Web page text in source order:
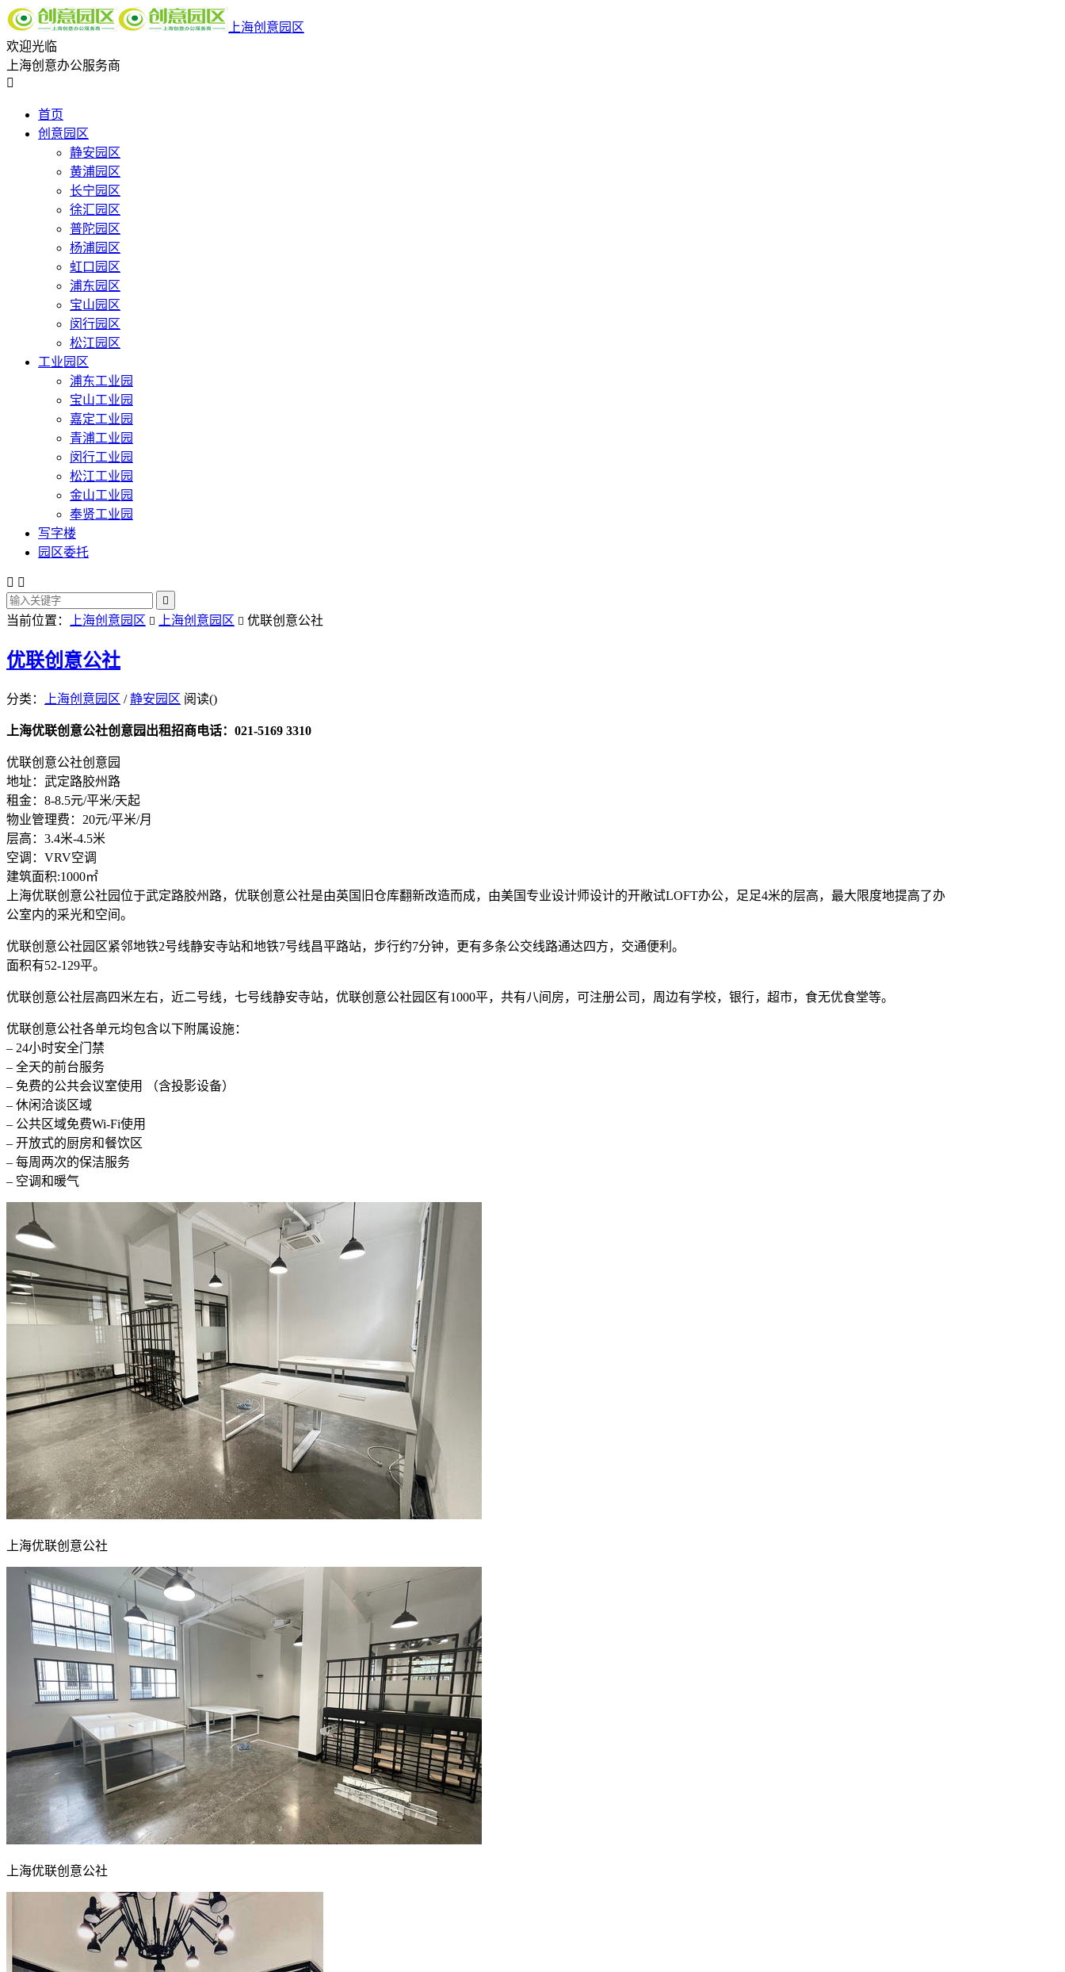
上海创意园区
欢迎光临
上海创意办公服务商

首页
创意园区
静安园区
黄浦园区
长宁园区
徐汇园区
普陀园区
杨浦园区
虹口园区
浦东园区
宝山园区
闵行园区
松江园区
工业园区
浦东工业园
宝山工业园
嘉定工业园
青浦工业园
闵行工业园
松江工业园
金山工业园
奉贤工业园
写字楼
园区委托
 

当前位置： 上海创意园区  上海创意园区  优联创意公社
优联创意公社
分类： 上海创意园区 /静安园区 阅读()
上海优联创意公社创意园出租招商电话：021-5169 3310
优联创意公社创意园
地址：武定路胶州路
租金：8-8.5元/平米/天起
物业管理费：20元/平米/月
层高：3.4米-4.5米
空调：VRV空调
建筑面积:1000㎡
上海优联创意公社园位于武定路胶州路，优联创意公社是由英国旧仓库翻新改造而成，由美国专业设计师设计的开敞试LOFT办公，足足4米的层高，最大限度地提高了办
公室内的采光和空间。
优联创意公社园区紧邻地铁2号线静安寺站和地铁7号线昌平路站，步行约7分钟，更有多条公交线路通达四方，交通便利。
面积有52-129平。
优联创意公社层高四米左右，近二号线，七号线静安寺站，优联创意公社园区有1000平，共有八间房，可注册公司，周边有学校，银行，超市，食无优食堂等。
优联创意公社各单元均包含以下附属设施：
– 24小时安全门禁
– 全天的前台服务
– 免费的公共会议室使用 （含投影设备）
– 休闲洽谈区域
– 公共区域免费Wi-Fi使用
– 开放式的厨房和餐饮区
– 每周两次的保洁服务
– 空调和暖气
上海优联创意公社
上海优联创意公社